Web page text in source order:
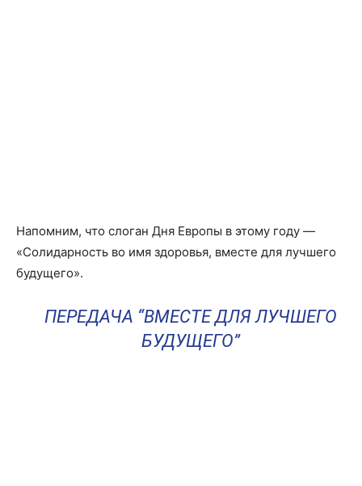
Напомним, что слоган Дня Европы в этому году —
«Солидарность во имя здоровья, вместе для лучшего
будущего».
ПЕРЕДАЧА “ВМЕСТЕ ДЛЯ ЛУЧШЕГО
БУДУЩЕГО”